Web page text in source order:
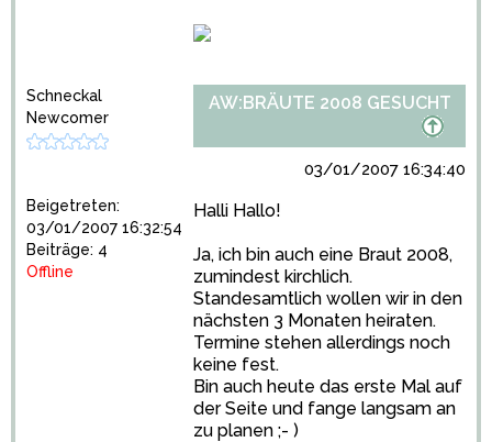
Schneckal
Newcomer
Beigetreten:
03/01/2007 16:32:54
Beiträge: 4
Offline
AW:BRÄUTE 2008 GESUCHT
03/01/2007 16:34:40
Halli Hallo!
Ja, ich bin auch eine Braut 2008,
zumindest kirchlich.
Standesamtlich wollen wir in den
nächsten 3 Monaten heiraten.
Termine stehen allerdings noch
keine fest.
Bin auch heute das erste Mal auf
der Seite und fange langsam an
zu planen ;- )